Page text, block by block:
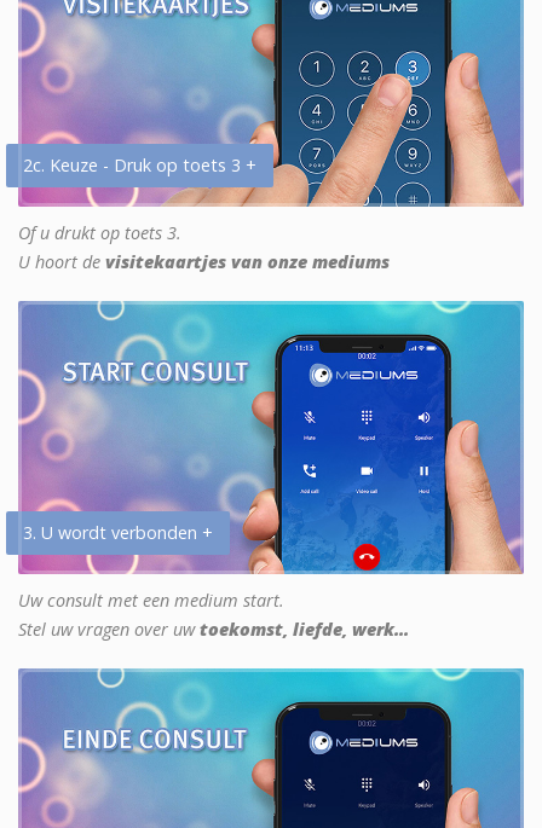
2c. Keuze - Druk op toets 3 +
Of u drukt op toets 3.
U hoort de visitekaartjes van onze mediums
3. U wordt verbonden +
Uw consult met een medium start.
Stel uw vragen over uwtoekomst, liefde, werk...